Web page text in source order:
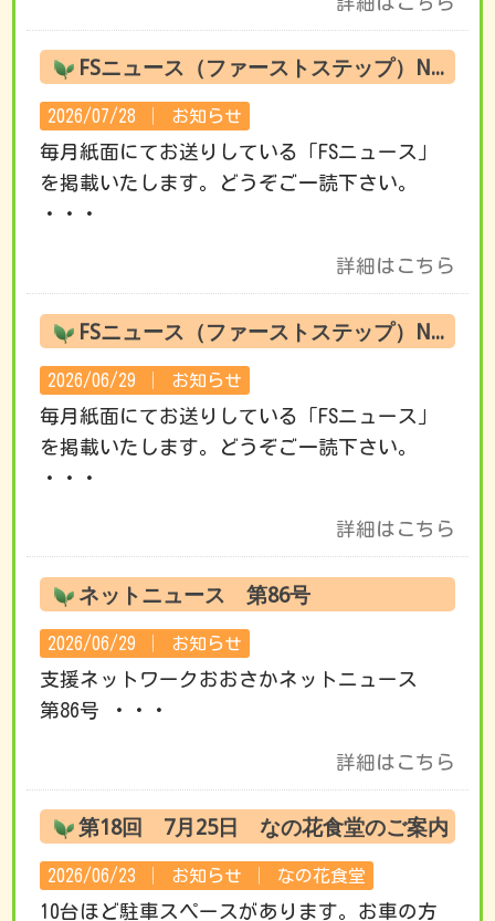
FSニュース（ファーストステップ）No.222 8月の活動です
2026/07/28 │ お知らせ
毎月紙面にてお送りしている「FSニュース」
を掲載いたします。どうぞご一読下さい。
・・・
詳細はこちら
FSニュース（ファーストステップ）No.221 7月の活動です
2026/06/29 │ お知らせ
毎月紙面にてお送りしている「FSニュース」
を掲載いたします。どうぞご一読下さい。
・・・
詳細はこちら
ネットニュース 第86号
2026/06/29 │ お知らせ
支援ネットワークおおさかネットニュース
第86号 ・・・
詳細はこちら
第18回 7月25日 なの花食堂のご案内
2026/06/23 │ お知らせ なの花食堂
10台ほど駐車スペースがあります。お車の方